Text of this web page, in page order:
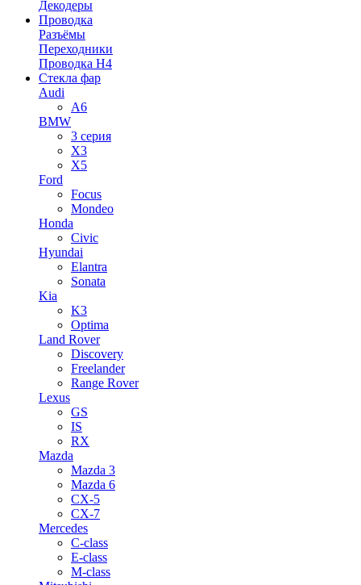
Декодеры
Проводка
Разъёмы
Переходники
Проводка H4
Стекла фар
Audi
A6
BMW
3 серия
X3
X5
Ford
Focus
Mondeo
Honda
Civic
Hyundai
Elantra
Sonata
Kia
K3
Optima
Land Rover
Discovery
Freelander
Range Rover
Lexus
GS
IS
RX
Mazda
Mazda 3
Mazda 6
CX-5
CX-7
Mercedes
C-class
E-class
M-class